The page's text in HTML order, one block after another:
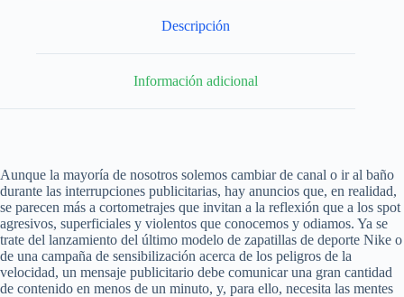
Descripción
Información adicional
Aunque la mayoría de nosotros solemos cambiar de canal o ir al baño
durante las interrupciones publicitarias, hay anuncios que, en realidad,
se parecen más a cortometrajes que invitan a la reflexión que a los spot
agresivos, superficiales y violentos que conocemos y odiamos. Ya se
trate del lanzamiento del último modelo de zapatillas de deporte Nike o
de una campaña de sensibilización acerca de los peligros de la
velocidad, un mensaje publicitario debe comunicar una gran cantidad
de contenido en menos de un minuto, y, para ello, necesita las mentes